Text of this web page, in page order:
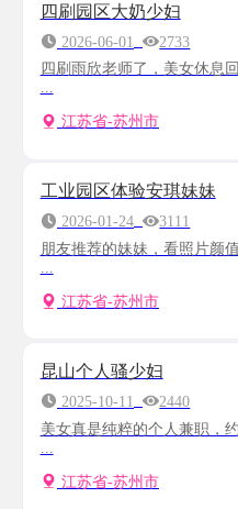
四刷园区大奶少妇
2026-06-01
2733
四刷雨欣老师了，美女休息
...
江苏省-苏州市
工业园区体验安琪妹妹
2026-01-24
3111
朋友推荐的妹妹，看照片颜
...
江苏省-苏州市
昆山个人骚少妇
2025-10-11
2440
美女真是纯粹的个人兼职，
江苏省-苏州市